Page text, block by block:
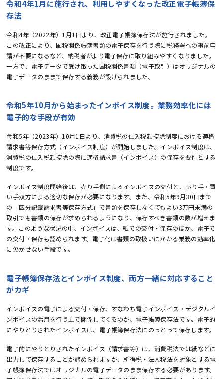
令和4年1月に施行され、利用しやすくなった改正電子帳簿保
存法
令和4年（2022年）1月1日より、改正電子帳簿保存法が施行されました。
この改正により、国税関係帳簿書類の電子保存を行う際に税務署への事前申
請が不要になるなど、納税者がより電子保存に取り組みやすくなりました。
一方で、電子データで受け取った国税関係書類（電子取引）はオリジナルの
電子データのままで保存する義務が設けられました。
令和5年10月から始まったインボイス制度。業務効率化には
電子的な手段が有効
令和5年（2023年）10月1日より、消費税の仕入税額控除制度における適格
請求書等保存方式（インボイス制度）が開始しました。インボイス制度は、
消費税の仕入税額控除の際に適格請求書（インボイス）の保存を要件とする
制度です。
インボイス制度開始後は、売り手側によるインボイスの交付と、売り手・買
い手双方による適切な保存が必要になります。また、令和5年9月30日まで
の「区分記載請求書等保存方式」で書類を保存しなくてもよい3万円未満の
取引でも書類の保存が求められるようになり、保存すべき書類の数が増えま
す。このような状況の中、インボイスは、紙での交付・保存のほか、電子で
の交付・保存も認められます。電子化は書類の取扱いにかかる業務の効率化
に欠かせない手段です。
電子帳簿保存法とインボイス制度、両方一緒に対応すること
がカギ
インボイスの電子による交付・保存、すなわち電子インボイス・デジタルイ
ンボイスの活用を行う上で関係してくるのが、電子帳簿保存法です。電子的
にやりとりされたインボイスは、電子帳簿保存法にのっとって保存します。
電子的にやりとりされたインボイス（請求書等）は、消費税法では紙などに
出力して保存することが認められますが、所得税・法人税法を対象とする電
子帳簿保存法ではオリジナルの電子データのまま保存する必要があります。